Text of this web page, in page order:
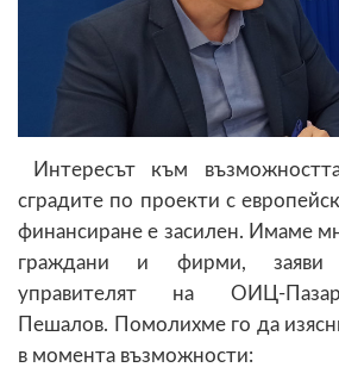
Интересът към
сградите по проекти с
финансиране е засилен. Имаме
граждани и фирми,
управителят на ОИЦ-
Пешалов. Помолихме го да
в момента възможности: